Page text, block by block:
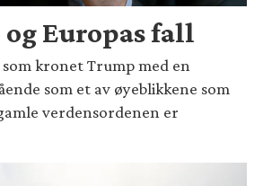
Europas fall
kronet Trump med en
som et av øyeblikkene som
verdensordenen er